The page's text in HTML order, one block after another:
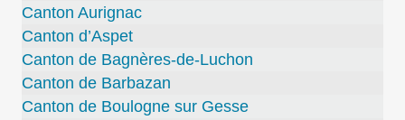
Canton Aurignac
Canton d’Aspet
Canton de Bagnères-de-Luchon
Canton de Barbazan
Canton de Boulogne sur Gesse